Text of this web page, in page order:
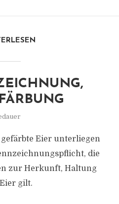
Eier unterliegen
die
zur Herkunft, Haltung
gilt.